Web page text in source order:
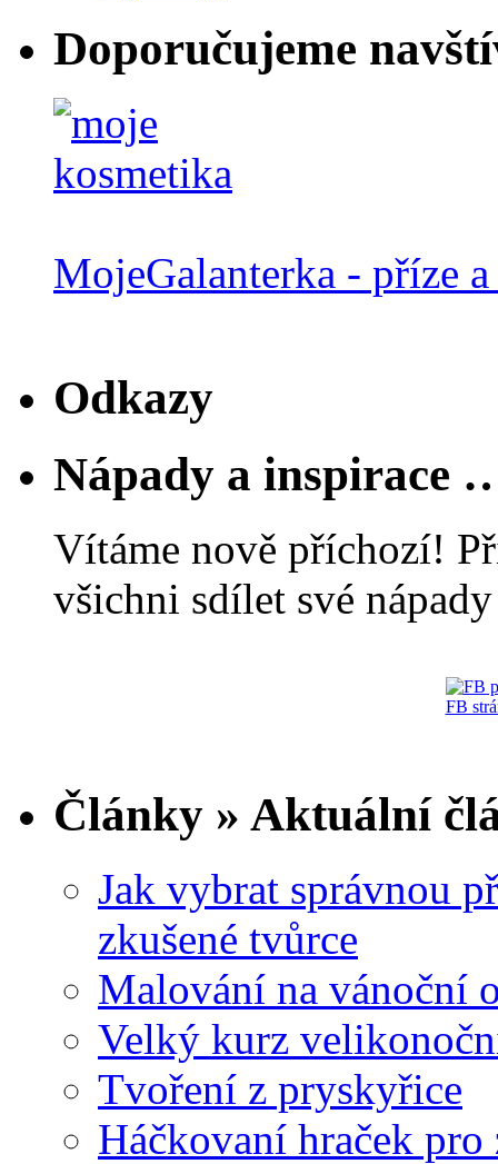
Doporučujeme
MojeGalanterka - příze
Odkazy
Nápady a inspirace
Vítáme nově příchozí!
všichni sdílet své
FB
Články » Aktuální
Jak vybrat správnou
zkušené tvůrce
Malování na vánoční
Velký kurz
Tvoření z pryskyřice
Háčkovaní hraček pro